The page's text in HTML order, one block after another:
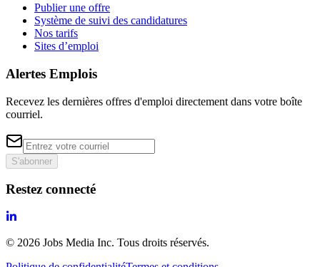
Publier une offre
Système de suivi des candidatures
Nos tarifs
Sites d’emploi
Alertes Emplois
Recevez les dernières offres d'emploi directement dans votre boîte
courriel.
S'abonner
Restez connecté
© 2026 Jobs Media Inc. Tous droits réservés.